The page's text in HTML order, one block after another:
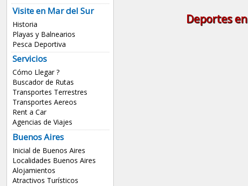
Visite en Mar del Sur
Historia
Playas y Balnearios
Pesca Deportiva
Servicios
Cómo Llegar ?
Buscador de Rutas
Transportes Terrestres
Transportes Aereos
Rent a Car
Agencias de Viajes
Buenos Aires
Inicial de Buenos Aires
Localidades Buenos Aires
Alojamientos
Atractivos Turísticos
Deportes en